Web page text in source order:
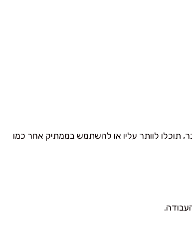
לוותר עליו או להשתמש בממתיק אחר כמו